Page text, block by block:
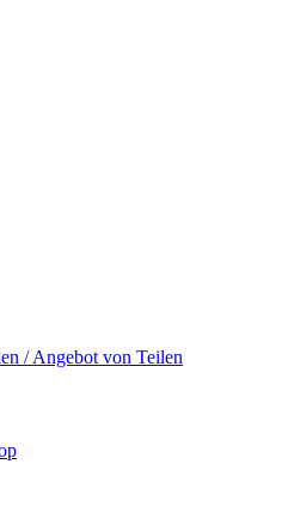
/ Angebot von Teilen